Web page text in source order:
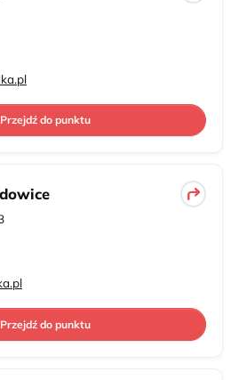
Przejdź do punktu
Przejdź do punktu